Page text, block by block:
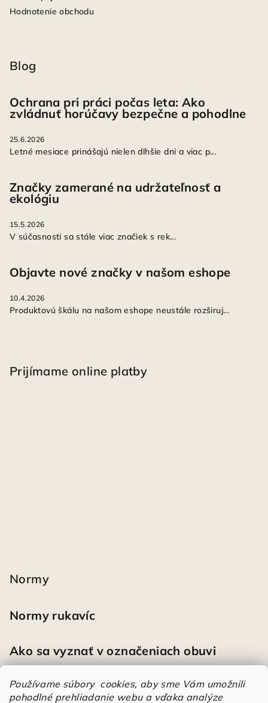
Používame súbory cookies, aby sme Vám umožnili
pohodlné prehliadanie webu a vďaka analýze
Hodnotenie obchodu
Blog
Ochrana pri práci počas leta: Ako
zvládnuť horúčavy bezpečne a pohodlne
25.6.2026
Letné mesiace prinášajú nielen dlhšie dni a viac p...
Značky zamerané na udržateľnosť a
ekológiu
15.5.2026
V súčasnosti sa stále viac značiek s rek...
Objavte nové značky v našom eshope
10.4.2026
Produktovú škálu na našom eshope neustále rozširuj...
Prijímame online platby
Normy
Normy rukavíc
Ako sa vyznať v označeniach obuvi